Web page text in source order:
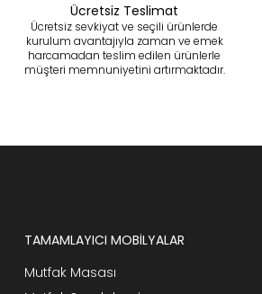
Ücretsiz Teslimat
Ücretsiz sevkiyat ve seçili ürünlerde
kurulum avantajıyla zaman ve emek
harcamadan teslim edilen ürünlerle
müşteri memnuniyetini artırmaktadır.
TAMAMLAYICI MOBİLYALAR
Mutfak Masası